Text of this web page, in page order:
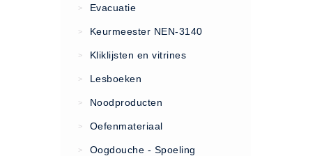
Algemene Voorwaarden
Vacatures
> Evacuatie
> Keurmeester NEN-3140
> Kliklijsten en vitrines
> Lesboeken
> Noodproducten
> Oefenmateriaal
> Oogdouche - Spoeling